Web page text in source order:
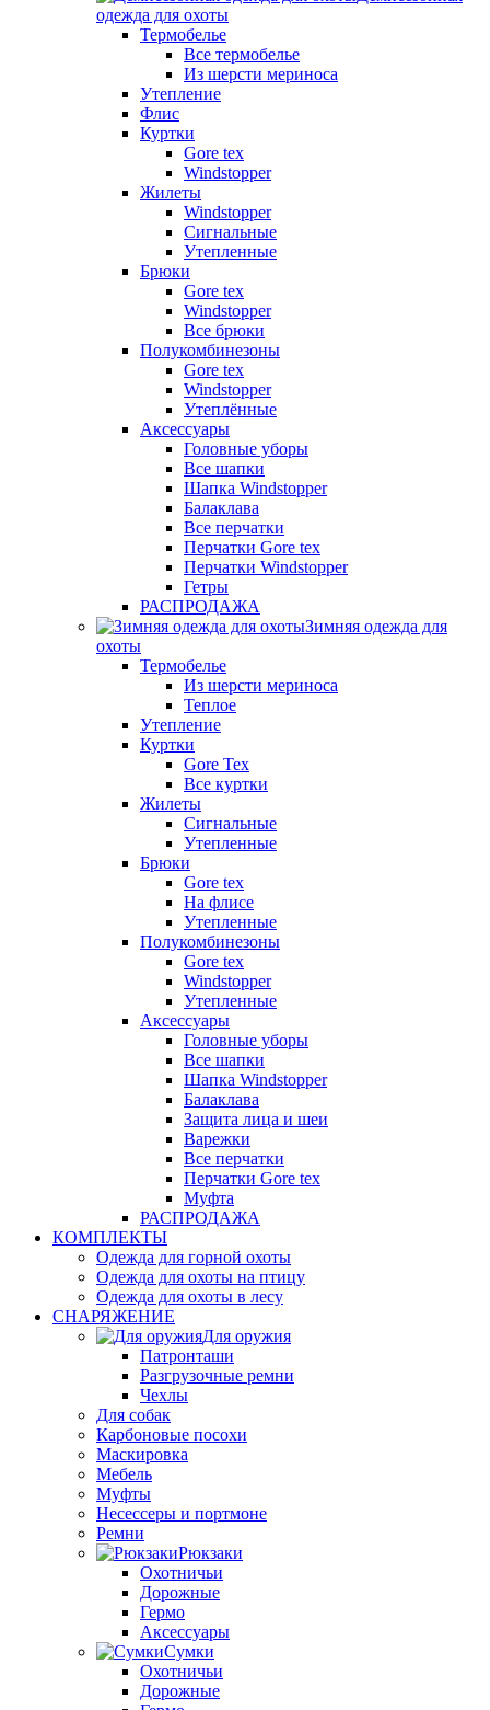
одежда для охоты
Термобелье
Все термобелье
Из шерсти мериноса
Утепление
Флис
Куртки
Gore tex
Windstopper
Жилеты
Windstopper
Сигнальные
Утепленные
Брюки
Gore tex
Windstopper
Все брюки
Полукомбинезоны
Gore tex
Windstopper
Утеплённые
Аксессуары
Головные уборы
Все шапки
Шапка Windstopper
Балаклава
Все перчатки
Перчатки Gore tex
Перчатки Windstopper
Гетры
РАСПРОДАЖА
Зимняя одежда для
охоты
Термобелье
Из шерсти мериноса
Теплое
Утепление
Куртки
Gore Tex
Все куртки
Жилеты
Сигнальные
Утепленные
Брюки
Gore tex
На флисе
Утепленные
Полукомбинезоны
Gore tex
Windstopper
Утепленные
Аксессуары
Головные уборы
Все шапки
Шапка Windstopper
Балаклава
Защита лица и шеи
Варежки
Все перчатки
Перчатки Gore tex
Муфта
РАСПРОДАЖА
КОМПЛЕКТЫ
Одежда для горной охоты
Одежда для охоты на птицу
Одежда для охоты в лесу
СНАРЯЖЕНИЕ
Для оружия
Патронташи
Разгрузочные ремни
Чехлы
Для собак
Карбоновые посохи
Маскировка
Мебель
Муфты
Несессеры и портмоне
Ремни
Рюкзаки
Охотничьи
Дорожные
Гермо
Аксессуары
Сумки
Охотничьи
Дорожные